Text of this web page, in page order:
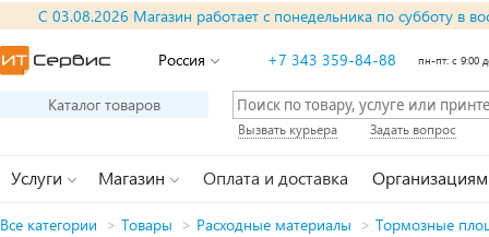
С 03.08.2026 Магазин работает с понедельника по субботу в
Россия +7 343 359-84-88 пн-пт: с 9:00
Каталог товаров
Вызвать курьера Задать вопрос
Услуги Магазин Оплата и доставка Организациям
Все категории > Товары > Расходные материалы > Тормозные